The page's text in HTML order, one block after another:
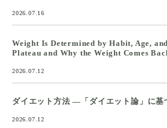
2026.07.16
Weight Is Determined by Habit, Age,
Plateau and Why the Weight Comes
2026.07.12
ダイエット方法 ―「ダイエット論」に基
2026.07.12